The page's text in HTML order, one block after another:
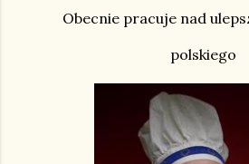
Obecnie pracuje nad
polskiego